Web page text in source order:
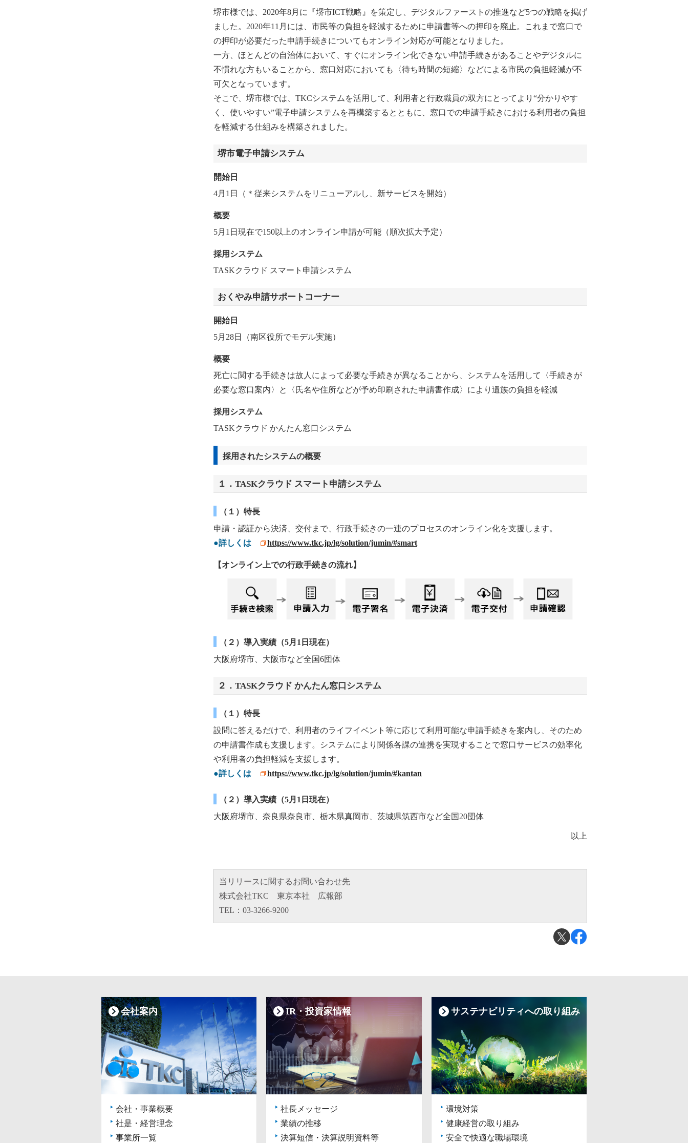
堺市様では、2020年8月に『堺市ICT戦略』を策定し、デジタルファーストの推進など5つの戦略を掲げ
ました。2020年11月には、市民等の負担を軽減するために申請書等への押印を廃止。これまで窓口で
の押印が必要だった申請手続きについてもオンライン対応が可能となりました。
一方、ほとんどの自治体において、すぐにオンライン化できない申請手続きがあることやデジタルに
不慣れな方もいることから、窓口対応においても〈待ち時間の短縮〉などによる市民の負担軽減が不
可欠となっています。
そこで、堺市様では、TKCシステムを活用して、利用者と行政職員の双方にとってより“分かりやす
く、使いやすい”電子申請システムを再構築するとともに、窓口での申請手続きにおける利用者の負担
を軽減する仕組みを構築されました。
堺市電子申請システム
開始日
4月1日（＊従来システムをリニューアルし、新サービスを開始）
概要
5月1日現在で150以上のオンライン申請が可能（順次拡大予定）
採用システム
TASKクラウド スマート申請システム
おくやみ申請サポートコーナー
開始日
5月28日（南区役所でモデル実施）
概要
死亡に関する手続きは故人によって必要な手続きが異なることから、システムを活用して〈手続きが
必要な窓口案内〉と〈氏名や住所などが予め印刷された申請書作成〉により遺族の負担を軽減
採用システム
TASKクラウド かんたん窓口システム
採用されたシステムの概要
１．TASKクラウド スマート申請システム
（１）特長
申請・認証から決済、交付まで、行政手続きの一連のプロセスのオンライン化を支援します。
●詳しくは
https://www.tkc.jp/lg/solution/jumin/#smart
【オンライン上での行政手続きの流れ】
（２）導入実績（5月1日現在）
大阪府堺市、大阪市など全国6団体
２．TASKクラウド かんたん窓口システム
（１）特長
設問に答えるだけで、利用者のライフイベント等に応じて利用可能な申請手続きを案内し、そのため
の申請書作成も支援します。システムにより関係各課の連携を実現することで窓口サービスの効率化
や利用者の負担軽減を支援します。
●詳しくは
https://www.tkc.jp/lg/solution/jumin/#kantan
（２）導入実績（5月1日現在）
大阪府堺市、奈良県奈良市、栃木県真岡市、茨城県筑西市など全国20団体
以上
当リリースに関するお問い合わせ先
株式会社TKC 東京本社 広報部
TEL：03-3266-9200
会社案内
会社・事業概要
社是・経営理念
事業所一覧
IR・投資家情報
社長メッセージ
業績の推移
決算短信・決算説明資料等
サステナビリティへの取り組み
環境対策
健康経営の取り組み
安全で快適な職場環境